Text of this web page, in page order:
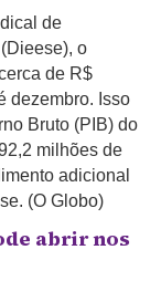
de
o
de R$
dezembro. Isso
Bruto (PIB) do
milhões de
adicional
(O Globo)
abrir nos